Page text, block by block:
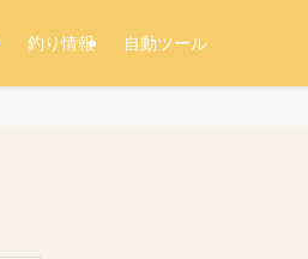
釣り情報 自動ツール